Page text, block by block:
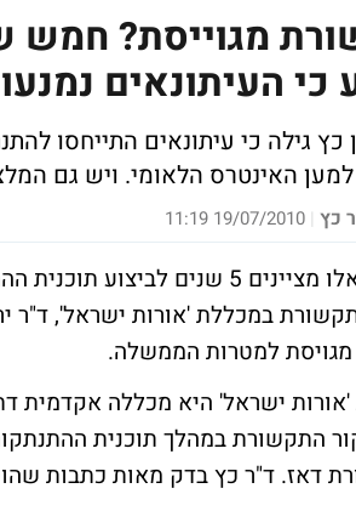
מגוייסת? חמש
כי העיתונאים
כץ גילה כי עיתונאים התייחסו
האינטרס הלאומי. ויש גם
כץ |
19/07/2010 11:19
בימים אלו מציינים 5 שנים
במכללת 'אורות ישראל', ד"ר
מגויסת למטרות הממשלה.
ישראל' היא מכללה אקדמית
התקשורת במהלך תוכנית
ד"ר כץ בדק מאות כתבות שהופיעו בין 1 בינואר ל-24